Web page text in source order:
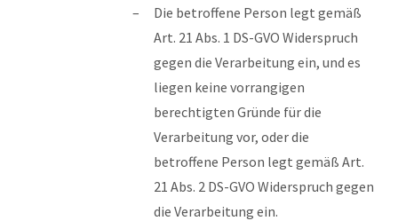
Die betroffene Person legt gemäß
Art. 21 Abs. 1 DS-GVO Widerspruch
gegen die Verarbeitung ein, und es
liegen keine vorrangigen
berechtigten Gründe für die
Verarbeitung vor, oder die
betroffene Person legt gemäß Art.
21 Abs. 2 DS-GVO Widerspruch gegen
die Verarbeitung ein.